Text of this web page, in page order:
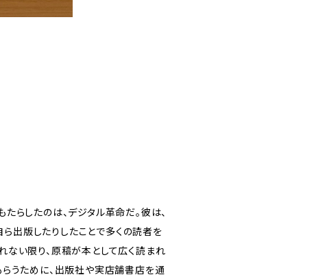
らしたのは、デジタル革命だ。彼は、
出版したりしたことで多くの読者を
ない限り、原稿が本として広く読まれ
らうために、出版社や実店舗書店を通